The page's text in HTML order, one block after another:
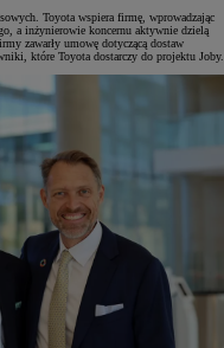
Toyota wspiera firmę, wprowadzając
a inżynierowie koncernu aktywnie dzielą
zawarły umowę dotyczącą dostaw
które Toyota dostarczy do projektu Joby.